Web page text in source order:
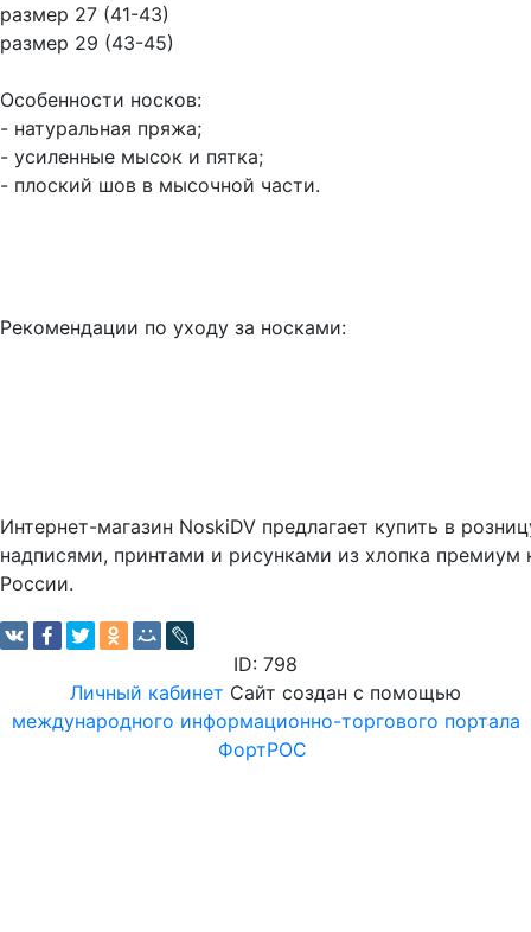
размер 27 (41-43)
размер 29 (43-45)
Особенности носков:
- натуральная пряжа;
- усиленные мысок и пятка;
- плоский шов в мысочной части.
Рекомендации по уходу за носками:
Интернет-магазин NoskiDV предлагает купить в
надписями, принтами и рисунками из хлопка премиум
России.
ID: 798
Личный кабинет Сайт создан с помощью
международного информационно-торгового портала
ФортРОС